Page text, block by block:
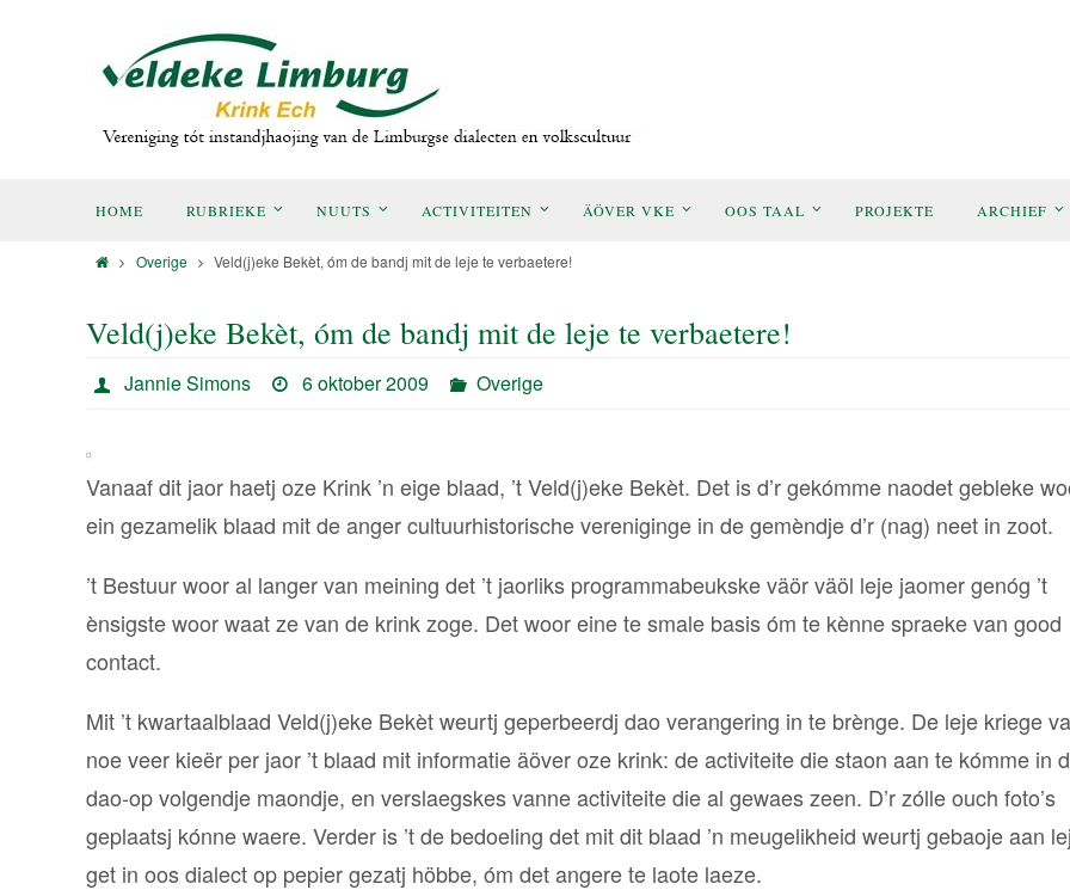
HOME RUBRIEKE NUUTS ACTIVITEITEN ÄÖVER VKE OOS TAAL PROJEKTE ARCHIEF
Overige Veld(j)eke Bekèt, óm de bandj mit de leje te verbaetere!
Veld(j)eke Bekèt, óm de bandj mit de leje te verbaetere!
Jannie Simons 6 oktober 2009 Overige
Vanaaf dit jaor haetj oze Krink ’n eige blaad, ’t Veld(j)eke Bekèt. Det is d’r gekómme naodet gebleke
ein gezamelik blaad mit de anger cultuurhistorische vereniginge in de gemèndje d’r (nag) neet in zoot.
’t Bestuur woor al langer van meining det ’t jaorliks programmabeukske väör väöl leje jaomer genóg ’t
ènsigste woor waat ze van de krink zoge. Det woor eine te smale basis óm te kènne spraeke van good
contact.
Mit ’t kwartaalblaad Veld(j)eke Bekèt weurtj geperbeerdj dao verangering in te brènge. De leje kriege
noe veer kieër per jaor ’t blaad mit informatie äöver oze krink: de activiteite die staon aan te kómme in
dao-op volgendje maondje, en verslaegskes vanne activiteite die al gewaes zeen. D’r zólle ouch foto’s
geplaatsj kónne waere. Verder is ’t de bedoeling det mit dit blaad ’n meugelikheid weurtj gebaoje aan
get in oos dialect op pepier gezatj höbbe, óm det angere te laote laeze.